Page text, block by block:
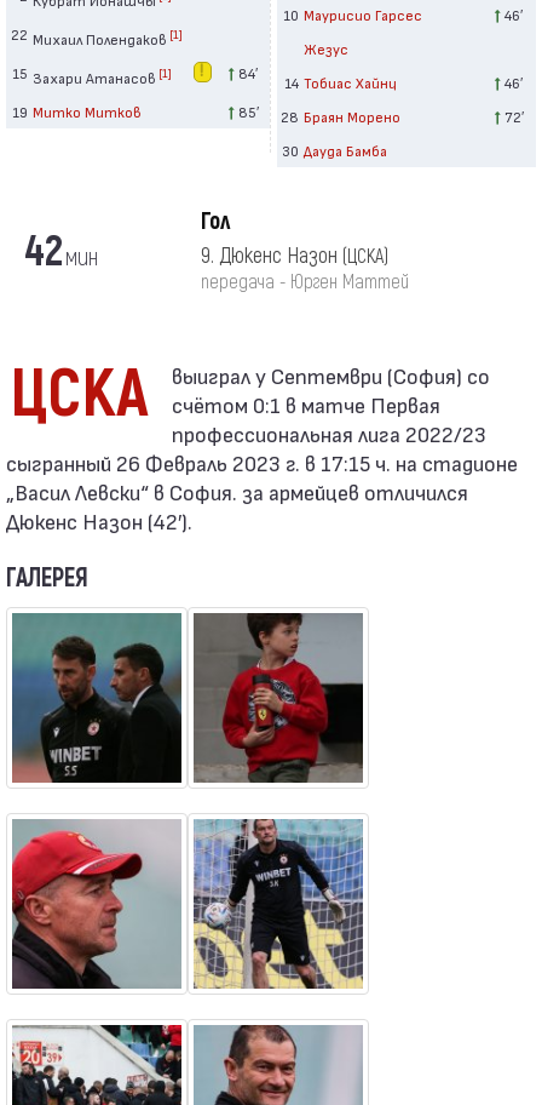
22 Михаил Полендаков [1]
15 Захари Атанасов [1] 84′
19 Митко Митков 85′
10 Маурисио Гарсес
Жезус
46′
14 Тобиас Хайнц
46′
28 Браян Морено
72′
30 Дауда Бамба
42мин
Гол
9. Дюкенс Назон (ЦСКА)
передача - Юрген Маттей
ЦСКА
счётом 0:1 в матче Первая
профессиональная лига 2022/23
сыгранный 26 Февраль 2023 г. в 17:15 ч. на стадионе
„Васил Левски“ в София. за армейцев отличился
Дюкенс Назон (42′).
ГАЛЕРЕЯ